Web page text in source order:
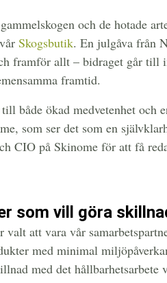
och de hotade
Skogsbutik. En julgåva från
framför allt – bidraget går till
framtid.
både ökad medvetenhet och
som ser det som en
CIO på Skinome för att få
som vill göra
att vara vår
med minimal
med det hållbarhetsarbete